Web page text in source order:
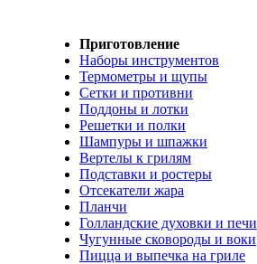
Приготовление
Наборы инструментов
Термометры и щупы
Сетки и противни
Поддоны и лотки
Решетки и полки
Шампуры и шпажки
Вертелы к грилям
Подставки и ростеры
Отсекатели жара
Планчи
Голландские духовки и печи
Чугунные сковороды и воки
Пицца и выпечка на гриле